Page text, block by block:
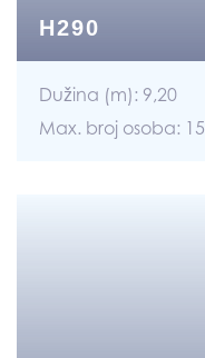
H290
Dužina (m): 9,20
Max. broj osoba: 15